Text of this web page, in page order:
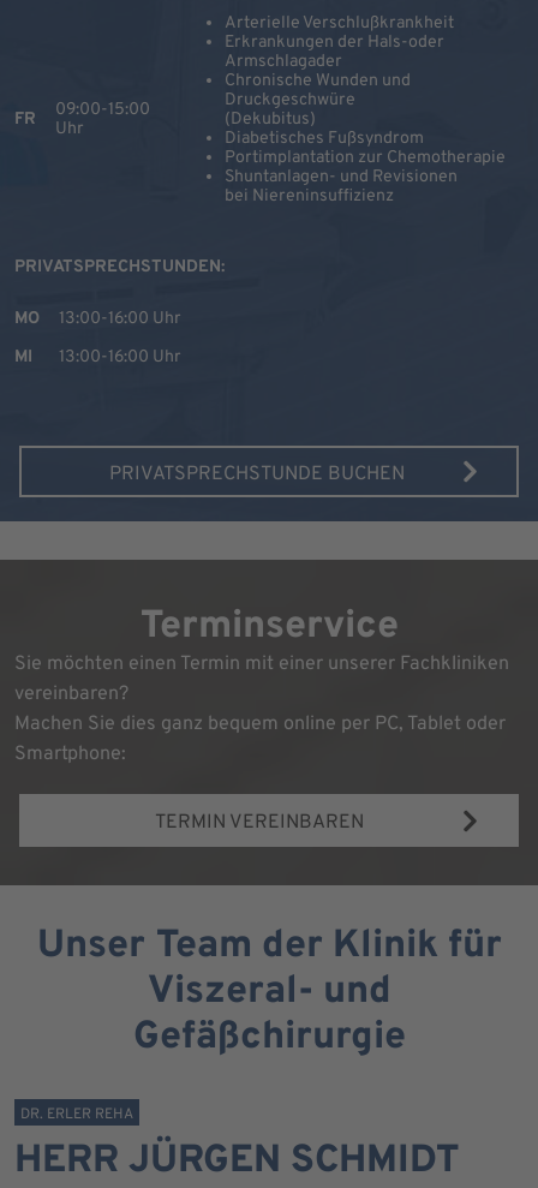
FR
09:00-15:00
Uhr
Arterielle Verschlußkrankheit
Erkrankungen der Hals-oder
Armschlagader
Chronische Wunden und
Druckgeschwüre
(Dekubitus)
Diabetisches Fußsyndrom
Portimplantation zur Chemotherapie
Shuntanlagen- und Revisionen
bei Niereninsuffizienz
PRIVATSPRECHSTUNDEN:
MO
13:00-16:00 Uhr
MI
13:00-16:00 Uhr
PRIVATSPRECHSTUNDE BUCHEN
Terminservice
Sie möchten einen Termin mit einer unserer Fachkliniken
vereinbaren?
Machen Sie dies ganz bequem online per PC, Tablet oder
Smartphone:
TERMIN VEREINBAREN
Unser Team der Klinik für
Viszeral- und
Gefäßchirurgie
DR. ERLER REHA
HERR JÜRGEN SCHMIDT